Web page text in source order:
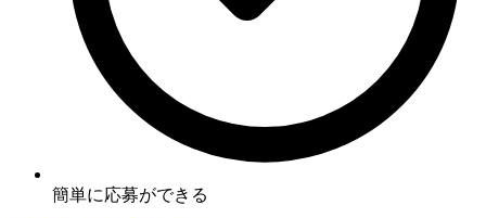
簡単に応募ができる